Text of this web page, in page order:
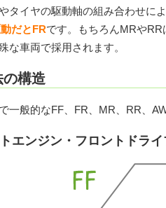
タイヤの駆動軸の組み合わせに
だとFRです。もちろんMRや
な車両で採用されます。
の構造
一般的なFF、FR、MR、RR、
エンジン・フロントドライ